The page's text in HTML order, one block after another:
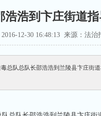
浩浩到卞庄街道
2016-12-30 16:48:13 来源：法
总队总队长邵浩浩到兰陵县卞庄街